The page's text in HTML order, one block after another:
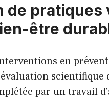
de
être
en
scientifique
par un travail